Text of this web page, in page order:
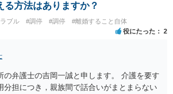
る方法はありますか？
ブル #調停 #調停 #離婚すること自体
役にたった 2
の弁護士の吉岡一誠と申します。 介護を要す
分担につき，親族間で話合いがまとまらない